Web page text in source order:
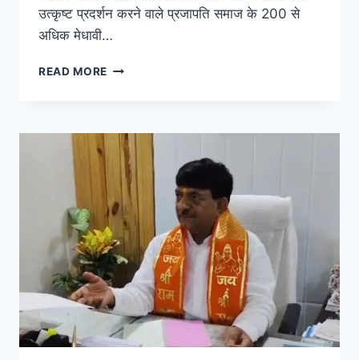
उत्कृष्ट प्रदर्शन करने वाले प्रजापति समाज के 200 से
अधिक मेधावी…
READ MORE